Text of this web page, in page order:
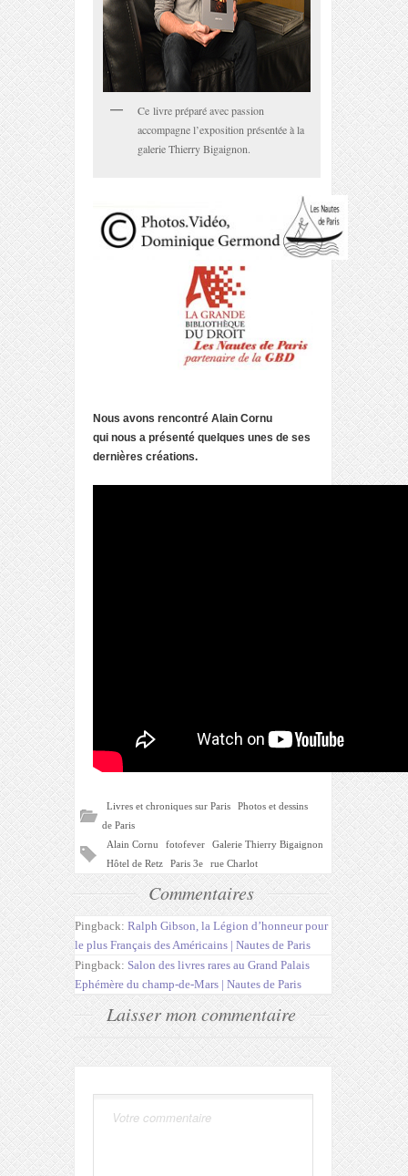
Ce livre préparé avec passion
accompagne l’exposition présentée à la
galerie Thierry Bigaignon.
Nous avons rencontré Alain Cornu
qui nous a présenté quelques unes de ses
dernières créations.
Livres et chroniques sur Paris
Photos et dessins
de Paris
Alain Cornu
fotofever
Galerie Thierry Bigaignon
Hôtel de Retz
Paris 3e rue Charlot
Commentaires
Pingback: Ralph Gibson, la Légion d’honneur pour
le plus Français des Américains | Nautes de Paris
Pingback: Salon des livres rares au Grand Palais
Ephémère du champ-de-Mars | Nautes de Paris
Laisser mon commentaire